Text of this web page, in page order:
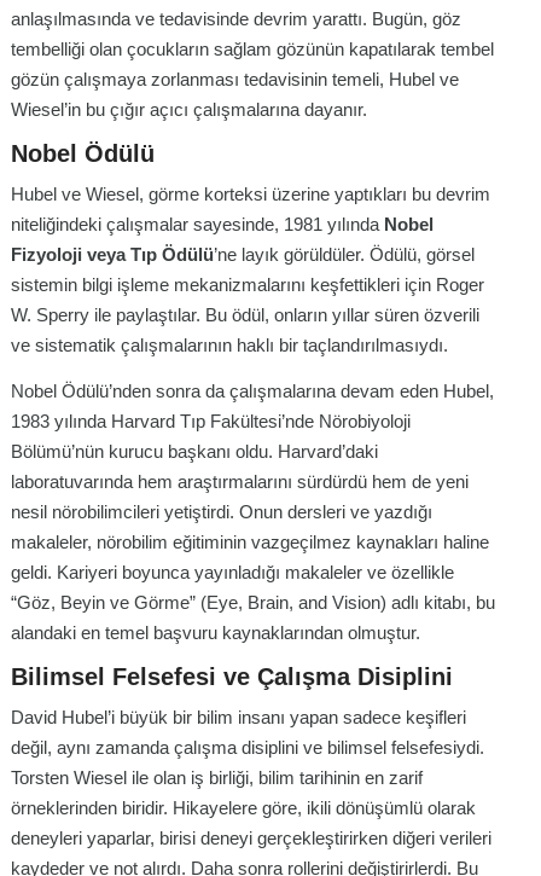
anlaşılmasında ve tedavisinde devrim yarattı. Bugün, göz
tembelliği olan çocukların sağlam gözünün kapatılarak tembel
gözün çalışmaya zorlanması tedavisinin temeli, Hubel ve
Wiesel’in bu çığır açıcı çalışmalarına dayanır.
Nobel Ödülü
Hubel ve Wiesel, görme korteksi üzerine yaptıkları bu devrim
niteliğindeki çalışmalar sayesinde, 1981 yılında Nobel
Fizyoloji veya Tıp Ödülü’ne layık görüldüler. Ödülü, görsel
sistemin bilgi işleme mekanizmalarını keşfettikleri için Roger
W. Sperry ile paylaştılar. Bu ödül, onların yıllar süren özverili
ve sistematik çalışmalarının haklı bir taçlandırılmasıydı.
Nobel Ödülü’nden sonra da çalışmalarına devam eden Hubel,
1983 yılında Harvard Tıp Fakültesi’nde Nörobiyoloji
Bölümü’nün kurucu başkanı oldu. Harvard’daki
laboratuvarında hem araştırmalarını sürdürdü hem de yeni
nesil nörobilimcileri yetiştirdi. Onun dersleri ve yazdığı
makaleler, nörobilim eğitiminin vazgeçilmez kaynakları haline
geldi. Kariyeri boyunca yayınladığı makaleler ve özellikle
“Göz, Beyin ve Görme” (Eye, Brain, and Vision) adlı kitabı, bu
alandaki en temel başvuru kaynaklarından olmuştur.
Bilimsel Felsefesi ve Çalışma Disiplini
David Hubel’i büyük bir bilim insanı yapan sadece keşifleri
değil, aynı zamanda çalışma disiplini ve bilimsel felsefesiydi.
Torsten Wiesel ile olan iş birliği, bilim tarihinin en zarif
örneklerinden biridir. Hikayelere göre, ikili dönüşümlü olarak
deneyleri yaparlar, birisi deneyi gerçekleştirirken diğeri verileri
kaydeder ve not alırdı. Daha sonra rollerini değiştirirlerdi. Bu